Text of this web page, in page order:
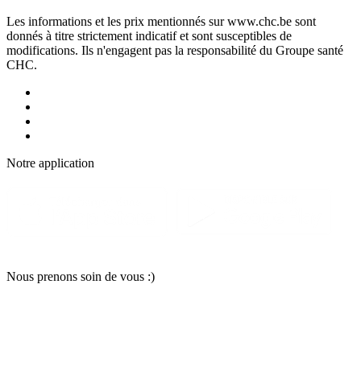
Les informations et les prix mentionnés sur www.chc.be sont
donnés à titre strictement indicatif et sont susceptibles de
modifications. Ils n'engagent pas la responsabilité du Groupe santé
CHC.
Notre application
Nous prenons soin de vous :)